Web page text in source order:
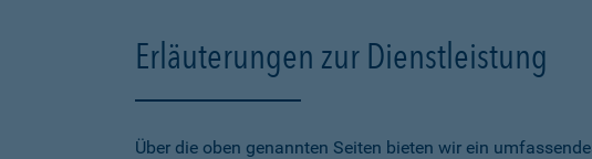
Erläuterungen zur Dienstleistung
Über die oben genannten Seiten bieten wir ein